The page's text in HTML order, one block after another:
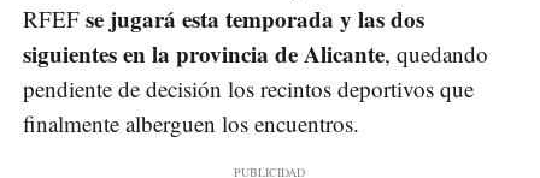
RFEF se jugará esta temporada y las dos
siguientes en la provincia de Alicante, quedando
pendiente de decisión los recintos deportivos que
finalmente alberguen los encuentros.